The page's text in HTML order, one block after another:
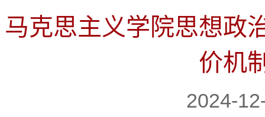
马克思主义学院思想政
价机
2024-